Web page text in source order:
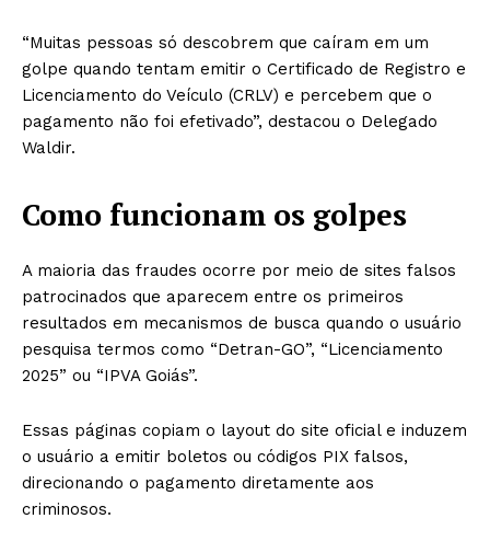
“Muitas pessoas só descobrem que caíram em um
golpe quando tentam emitir o Certificado de Registro e
Licenciamento do Veículo (CRLV) e percebem que o
pagamento não foi efetivado”, destacou o Delegado
Waldir.
Como funcionam os golpes
A maioria das fraudes ocorre por meio de sites falsos
patrocinados que aparecem entre os primeiros
resultados em mecanismos de busca quando o usuário
pesquisa termos como “Detran-GO”, “Licenciamento
2025” ou “IPVA Goiás”.
Essas páginas copiam o layout do site oficial e induzem
o usuário a emitir boletos ou códigos PIX falsos,
direcionando o pagamento diretamente aos
criminosos.